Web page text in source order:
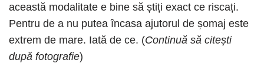
această modalitate e bine să știți exact ce riscați.
Pentru de a nu putea încasa ajutorul de șomaj este
extrem de mare. Iată de ce. (Continuă să citești
după fotografie)